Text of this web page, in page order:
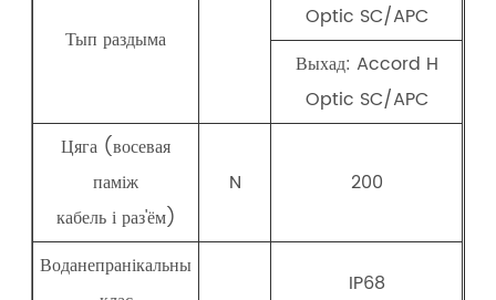
Тып раздыма
Optic SC/APC
Выхад: Accord H
Optic SC/APC
Цяга (восевая
паміж
кабель і раз'ём)
N 200
Воданепранікальны
IP68